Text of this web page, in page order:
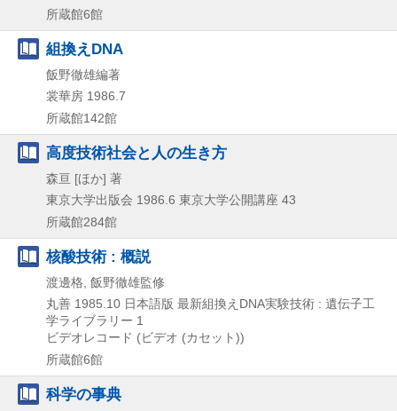
所蔵館6館
組換えDNA
飯野徹雄編著
裳華房 1986.7
所蔵館142館
高度技術社会と人の生き方
森亘 [ほか] 著
東京大学出版会 1986.6 東京大学公開講座 43
所蔵館284館
核酸技術 : 概説
渡邊格, 飯野徹雄監修
丸善 1985.10 日本語版 最新組換えDNA実験技術 : 遺伝子工
学ライブラリー 1
ビデオレコード (ビデオ (カセット))
所蔵館6館
科学の事典